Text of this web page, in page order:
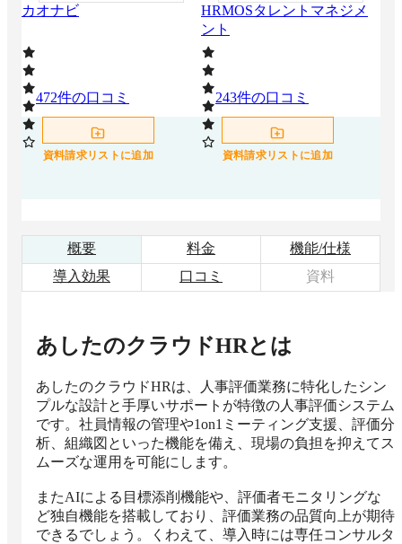
カオナビ
472件の口コミ
資料請求リストに追加
HRMOSタレントマネジメ
ント
243件の口コミ
資料請求リストに追加
概要 料金
機能/仕様
導入効果
口コミ 資料
あしたのクラウドHRとは
あしたのクラウドHRは、人事評価業務に特化したシン
プルな設計と手厚いサポートが特徴の人事評価システム
です。社員情報の管理や1on1ミーティング支援、評価分
析、組織図といった機能を備え、現場の負担を抑えてス
ムーズな運用を可能にします。
またAIによる目標添削機能や、評価者モニタリングな
ど独自機能を搭載しており、評価業務の品質向上が期待
できるでしょう。くわえて、導入時には専任コンサルタ